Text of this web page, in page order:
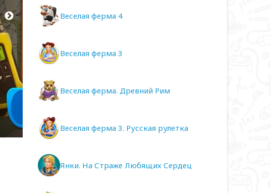
Веселая ферма 4
Веселая ферма 3
Веселая ферма. Древний Рим
Веселая ферма 3. Русская рулетка
Янки. На Страже Любящих Сердец